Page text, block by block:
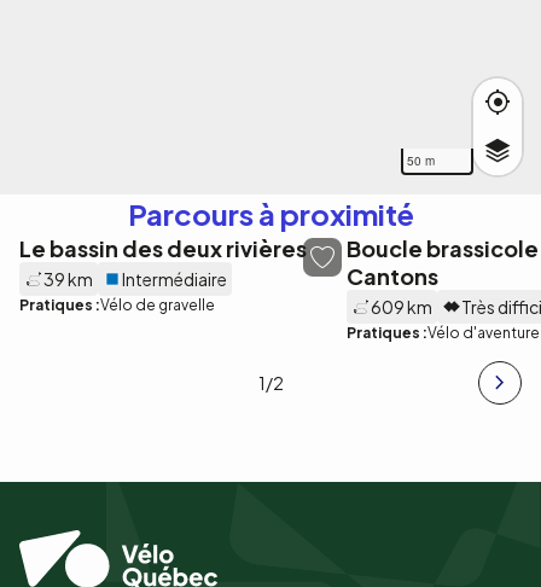
50 m
Parcours à proximité
Le bassin des deux rivières
39 km Intermédiaire
Pratiques :Vélo de gravelle
Boucle
Cantons
609 km Très
Pratiques :Vélo d'aventure
1/2